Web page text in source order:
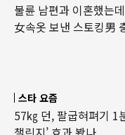
불륜 남편과 이혼했는
女속옷 보낸 스토킹男
스타 요즘
57㎏ 던, 팔굽혀펴기 1